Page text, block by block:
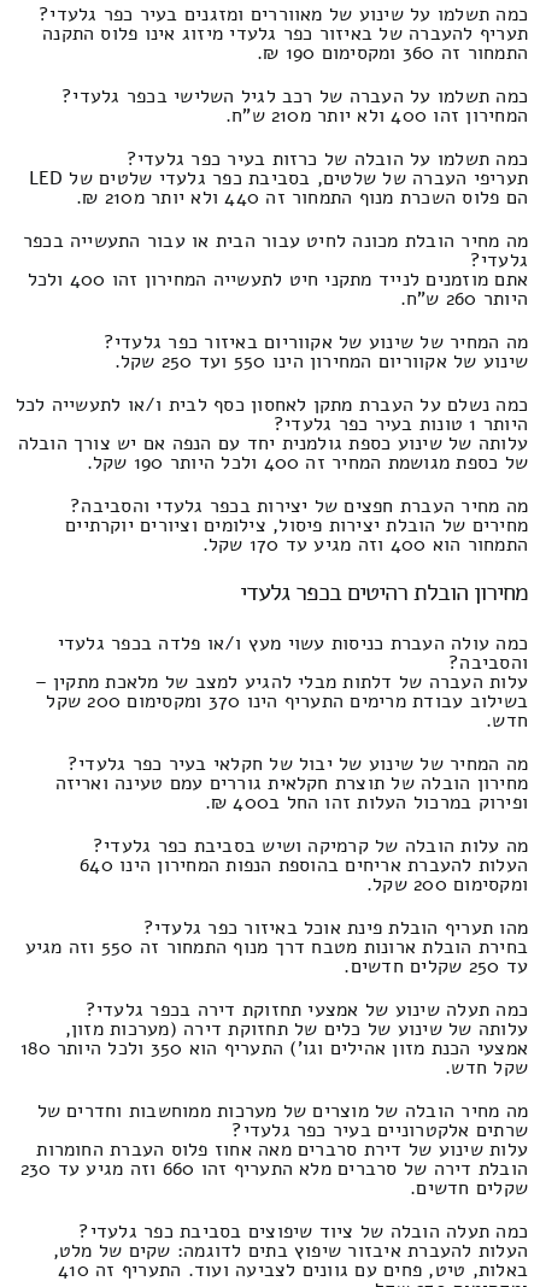
כמה תשלמו על שינוע של מאווררים ומזגנים בעיר כפר גלעדי?
תעריף להעברה של באיזור כפר גלעדי מיזוג אינו פלוס התקנה
התמחור זה 360 ומקסימום 190 ₪.
כמה תשלמו על העברה של רכב לגיל השלישי בכפר גלעדי?
המחירון זהו 400 ולא יותר מ210 ש"ח.
כמה תשלמו על הובלה של כרזות בעיר כפר גלעדי?
תעריפי העברה של שלטים, בסביבת כפר גלעדי שלטים של LED
הם פלוס השכרת מנוף התמחור זה 440 ולא יותר מ210 ₪.
מה מחיר הובלת מכונה לחיט עבור הבית או עבור התעשייה בכפר
גלעדי?
אתם מוזמנים לנייד מתקני חיט לתעשייה המחירון זהו 400 ולכל
היותר 260 ש"ח.
מה המחיר של שינוע של אקווריום באיזור כפר גלעדי?
שינוע של אקווריום המחירון הינו 550 ועד 250 שקל.
כמה נשלם על העברת מתקן לאחסון כסף לבית ו/או לתעשייה לכל
היותר 1 טונות בעיר כפר גלעדי?
עלותה של שינוע כספת גולמנית יחד עם הנפה אם יש צורך הובלה
של כספת מגושמת המחיר זה 400 ולכל היותר 190 שקל.
מה מחיר העברת חפצים של יצירות בכפר גלעדי והסביבה?
מחירים של הובלת יצירות פיסול, צילומים וציורים יוקרתיים
התמחור הוא 400 וזה מגיע עד 170 שקל.
מחירון הובלת רהיטים בכפר גלעדי
כמה עולה העברת כניסות עשוי מעץ ו/או פלדה בכפר גלעדי
והסביבה?
עלות העברה של דלתות מבלי להגיע למצב של מלאכת מתקין –
בשילוב עבודת מרימים התעריף הינו 370 ומקסימום 200 שקל
חדש.
מה המחיר של שינוע של יבול של חקלאי בעיר כפר גלעדי?
מחירון הובלה של תוצרת חקלאית גוררים עמם טעינה ואריזה
ופירוק במרכול העלות זהו החל ב400 ₪.
מה עלות הובלה של קרמיקה ושיש בסביבת כפר גלעדי?
העלות להעברת אריחים בהוספת הנפות המחירון הינו 640
ומקסימום 200 שקל.
מהו תעריף הובלת פינת אוכל באיזור כפר גלעדי?
בחירת הובלת ארונות מטבח דרך מנוף התמחור זה 550 וזה מגיע
עד 250 שקלים חדשים.
כמה תעלה שינוע של אמצעי תחזוקת דירה בכפר גלעדי?
עלותה של שינוע של כלים של תחזוקת דירה (מערכות מזון,
אמצעי הכנת מזון אהילים וגו') התעריף הוא 350 ולכל היותר 180
שקל חדש.
מה מחיר הובלה של מוצרים של מערכות ממוחשבות וחדרים של
שרתים אלקטרוניים בעיר כפר גלעדי?
עלות שינוע של דירת סרברים מאה אחוז פלוס העברת החומרות
הובלת דירה של סרברים מלא התעריף זהו 660 וזה מגיע עד 230
שקלים חדשים.
כמה תעלה הובלה של ציוד שיפוצים בסביבת כפר גלעדי?
העלות להעברת איבזור שיפוץ בתים לדוגמה: שקים של מלט,
באלות, טיט, פחים עם גוונים לצביעה ועוד. התעריף זה 410